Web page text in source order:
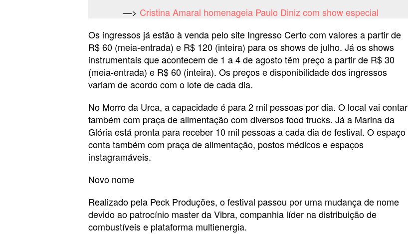
—> Cristina Amaral homenageia Paulo Diniz com show especial
Os ingressos já estão à venda pelo site Ingresso Certo com valores a partir de
R$ 60 (meia-entrada) e R$ 120 (inteira) para os shows de julho. Já os shows
instrumentais que acontecem de 1 a 4 de agosto têm preço a partir de R$ 30
(meia-entrada) e R$ 60 (inteira). Os preços e disponibilidade dos ingressos
variam de acordo com o lote de cada dia.
No Morro da Urca, a capacidade é para 2 mil pessoas por dia. O local vai contar
também com praça de alimentação com diversos food trucks. Já a Marina da
Glória está pronta para receber 10 mil pessoas a cada dia de festival. O espaço
conta também com praça de alimentação, postos médicos e espaços
instagramáveis.
Novo nome
Realizado pela Peck Produções, o festival passou por uma mudança de nome
devido ao patrocínio master da Vibra, companhia líder na distribuição de
combustíveis e plataforma multienergia.